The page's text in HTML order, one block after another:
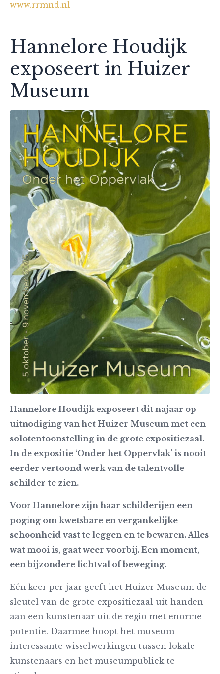
www.rrmnd.nl
Hannelore Houdijk
exposeert in Huizer
Museum
Hannelore Houdijk exposeert dit najaar op
uitnodiging van het Huizer Museum met een
solotentoonstelling in de grote expositiezaal.
In de expositie ‘Onder het Oppervlak’ is nooit
eerder vertoond werk van de talentvolle
schilder te zien.
Voor Hannelore zijn haar schilderijen een
poging om kwetsbare en vergankelijke
schoonheid vast te leggen en te bewaren. Alles
wat mooi is, gaat weer voorbij. Een moment,
een bijzondere lichtval of beweging.
Eén keer per jaar geeft het Huizer Museum de
sleutel van de grote expositiezaal uit handen
aan een kunstenaar uit de regio met enorme
potentie. Daarmee hoopt het museum
interessante wisselwerkingen tussen lokale
kunstenaars en het museumpubliek te